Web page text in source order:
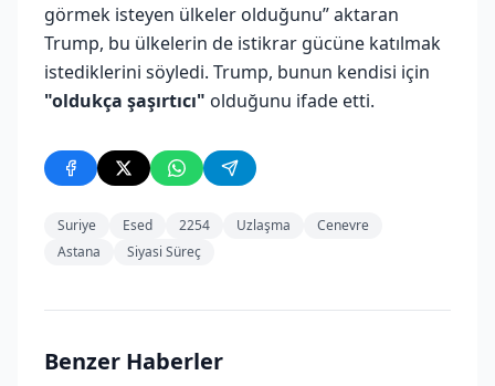
görmek isteyen ülkeler olduğunu” aktaran
Trump, bu ülkelerin de istikrar gücüne katılmak
istediklerini söyledi. Trump, bunun kendisi için
"oldukça şaşırtıcı" olduğunu ifade etti.
Suriye Esed 2254 Uzlaşma
Cenevre
Astana
Siyasi Süreç
Benzer Haberler